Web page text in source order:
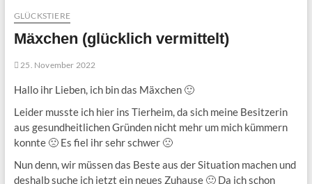
GLÜCKSTIERE
Mäxchen (glücklich vermittelt)
25. November 2022
Hallo ihr Lieben, ich bin das Mäxchen 🙂
Leider musste ich hier ins Tierheim, da sich meine Besitzerin
aus gesundheitlichen Gründen nicht mehr um mich kümmern
konnte 🙁 Es fiel ihr sehr schwer 🙁
Nun denn, wir müssen das Beste aus der Situation machen und
deshalb suche ich jetzt ein neues Zuhause 🙂 Da ich schon